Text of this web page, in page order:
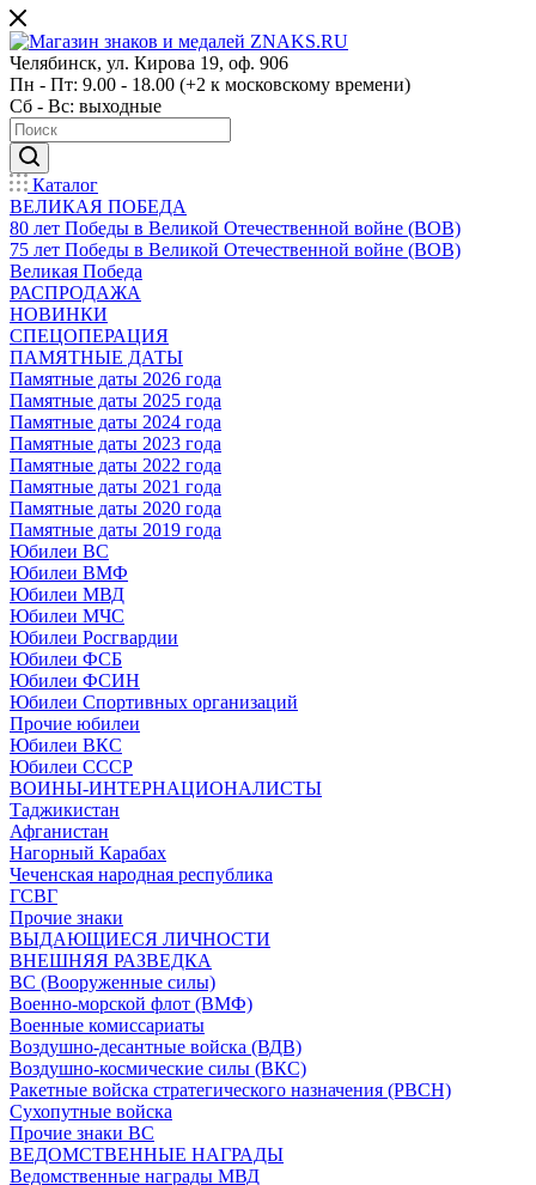
Челябинск, ул. Кирова 19, оф. 906
Пн - Пт: 9.00 - 18.00 (+2 к московскому времени)
Сб - Вс: выходные
Каталог
ВЕЛИКАЯ ПОБЕДА
80 лет Победы в Великой Отечественной войне (ВОВ)
75 лет Победы в Великой Отечественной войне (ВОВ)
Великая Победа
РАСПРОДАЖА
НОВИНКИ
СПЕЦОПЕРАЦИЯ
ПАМЯТНЫЕ ДАТЫ
Памятные даты 2026 года
Памятные даты 2025 года
Памятные даты 2024 года
Памятные даты 2023 года
Памятные даты 2022 года
Памятные даты 2021 года
Памятные даты 2020 года
Памятные даты 2019 года
Юбилеи ВС
Юбилеи ВМФ
Юбилеи МВД
Юбилеи МЧС
Юбилеи Росгвардии
Юбилеи ФСБ
Юбилеи ФСИН
Юбилеи Спортивных организаций
Прочие юбилеи
Юбилеи ВКС
Юбилеи СССР
ВОИНЫ-ИНТЕРНАЦИОНАЛИСТЫ
Таджикистан
Афганистан
Нагорный Карабах
Чеченская народная республика
ГСВГ
Прочие знаки
ВЫДАЮЩИЕСЯ ЛИЧНОСТИ
ВНЕШНЯЯ РАЗВЕДКА
ВС (Вооруженные силы)
Военно-морской флот (ВМФ)
Военные комиссариаты
Воздушно-десантные войска (ВДВ)
Воздушно-космические силы (ВКС)
Ракетные войска стратегического назначения (РВСН)
Сухопутные войска
Прочие знаки ВС
ВЕДОМСТВЕННЫЕ НАГРАДЫ
Ведомственные награды МВД